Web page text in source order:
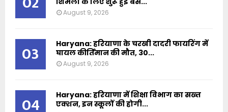
August 9, 2026
03
Haryana: हरियाणा के चरखी दादरी फायरिंग में
घायल कीर्तिमान की मौत, 30...
August 9, 2026
04
Haryana: हरियाणा में शिक्षा विभाग का सख्त
एक्शन, इन स्कूलों की होगी...